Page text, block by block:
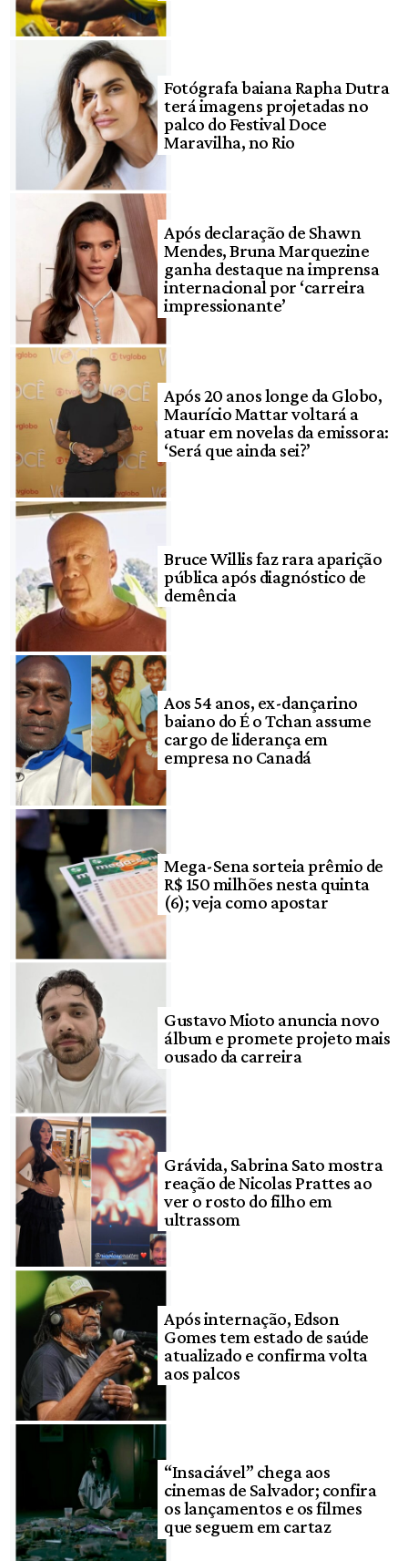
Fotógrafa baiana Rapha Dutra
terá imagens projetadas no
palco do Festival Doce
Maravilha, no Rio
Após declaração de Shawn
Mendes, Bruna Marquezine
ganha destaque na imprensa
internacional por ‘carreira
impressionante’
Após 20 anos longe da Globo,
Maurício Mattar voltará a
atuar em novelas da emissora:
‘Será que ainda sei?’
Bruce Willis faz rara aparição
pública após diagnóstico de
demência
Aos 54 anos, ex-dançarino
baiano do É o Tchan assume
cargo de liderança em
empresa no Canadá
Mega-Sena sorteia prêmio de
R$ 150 milhões nesta quinta
(6); veja como apostar
Gustavo Mioto anuncia novo
álbum e promete projeto mais
ousado da carreira
Grávida, Sabrina Sato mostra
reação de Nicolas Prattes ao
ver o rosto do filho em
ultrassom
Após internação, Edson
Gomes tem estado de saúde
atualizado e confirma volta
aos palcos
“Insaciável” chega aos
cinemas de Salvador; confira
os lançamentos e os filmes
que seguem em cartaz